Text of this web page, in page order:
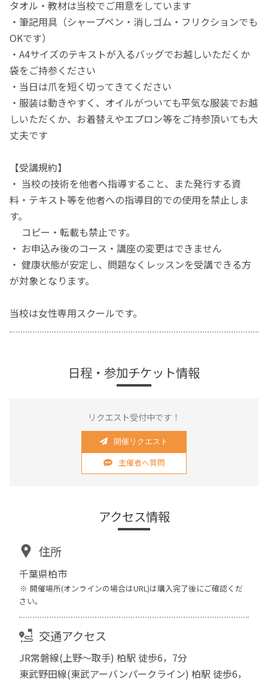
タオル・教材は当校でご用意をしています
・筆記用具（シャープペン・消しゴム・フリクションでも
OKです）
・A4サイズのテキストが入るバッグでお越しいただくか
袋をご持参ください
・当日は爪を短く切ってきてください
・服装は動きやすく、オイルがついても平気な服装でお越
しいただくか、お着替えやエプロン等をご持参頂いても大
丈夫です
【受講規約】
・ 当校の技術を他者へ指導すること、また発行する資
料・テキスト等を他者への指導目的での使用を禁止しま
す。
コピー・転載も禁止です。
・ お申込み後のコース・講座の変更はできません
・ 健康状態が安定し、問題なくレッスンを受講できる方
が対象となります。
当校は女性専用スクールです。
日程・参加チケット情報
リクエスト受付中です！
開催リクエスト
主催者へ質問
アクセス情報
住所
千葉県柏市
開催場所(オンラインの場合はURL)は購入完了後にご確認くだ
さい。
交通アクセス
JR常磐線(上野～取手) 柏駅 徒歩6，7分
東武野田線(東武アーバンパークライン) 柏駅 徒歩6，